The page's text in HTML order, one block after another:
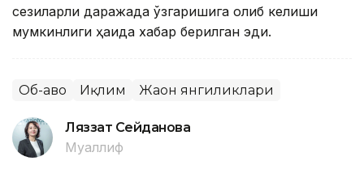
сезиларли даражада ўзгаришига олиб келиши
мумкинлиги ҳақида хабар берилган эди.
Об-ҳаво Иқлим Жаҳон янгиликлари
Ляззат Сейданова
Муаллиф